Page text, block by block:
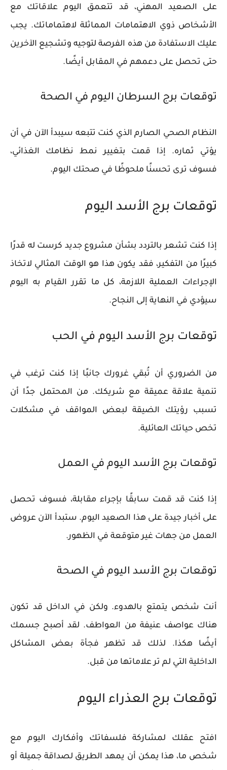
على الصعيد المهني، قد تتعمق اليوم علاقاتك مع
الأشخاص ذوي الاهتمامات المماثلة لاهتماماتك. يجب
عليك الاستفادة من هذه الفرصة لتوجيه وتشجيع الآخرين
حتى تحصل على دعمهم في المقابل أيضًا.
توقعات برج السرطان اليوم في الصحة
النظام الصحي الصارم الذي كنت تتبعه سيبدأ الآن في أن
يؤتي ثماره. إذا قمت بتغيير نمط نظامك الغذائي،
فسوف ترى تحسنًا ملحوظًا في صحتك اليوم.
توقعات برج الأسد اليوم
إذا كنت تشعر بالتردد بشأن مشروع جديد كرست له قدرًا
كبيرًا من التفكير، فقد يكون هذا هو الوقت المثالي لاتخاذ
الإجراءات العملية اللازمة، كل ما تقرر القيام به اليوم
سيؤدي في النهاية إلى النجاح.
توقعات برج الأسد اليوم في الحب
من الضروري أن تُبقي غرورك جانبًا إذا كنت ترغب في
تنمية علاقة عميقة مع شريكك. من المحتمل جدًا أن
تسبب رؤيتك الضيقة لبعض المواقف في مشكلات
تخص حياتك العائلية.
توقعات برج الأسد اليوم في العمل
إذا كنت قد قمت سابقًا بإجراء مقابلة، فسوف تحصل
على أخبار جيدة على هذا الصعيد اليوم. ستبدأ الآن عروض
العمل من جهات غير متوقعة في الظهور.
توقعات برج الأسد اليوم في الصحة
أنت شخص يتمتع بالهدوء. ولكن في الداخل قد تكون
هناك عواصف عنيفة من العواطف. لقد أصبح جسمك
أيضًا هكذا. لذلك قد تظهر فجأة بعض المشاكل
الداخلية التي لم تر علاماتها من قبل.
توقعات برج العذراء اليوم
افتح عقلك لمشاركة فلسفاتك وأفكارك اليوم مع
شخص ما، هذا يمكن أن يمهد الطريق لصداقة جميلة أو